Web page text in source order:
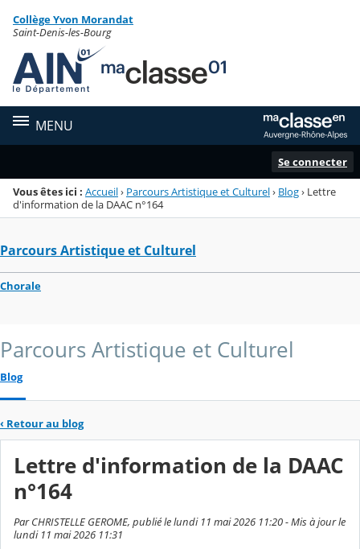
Menu de la rubrique
Contenu
Collège Yvon Morandat
Saint-Denis-les-Bourg
MENU
Se connecter
Vous êtes ici : Accueil› Parcours Artistique et Culturel› Blog› Lettre
d'information de la DAAC n°164
Parcours Artistique et Culturel
Chorale
Parcours Artistique et Culturel
Blog
‹ Retour au blog
Lettre d'information de la DAAC
n°164
Par CHRISTELLE GEROME, publié le lundi 11 mai 2026 11:20 - Mis à jour le
lundi 11 mai 2026 11:31